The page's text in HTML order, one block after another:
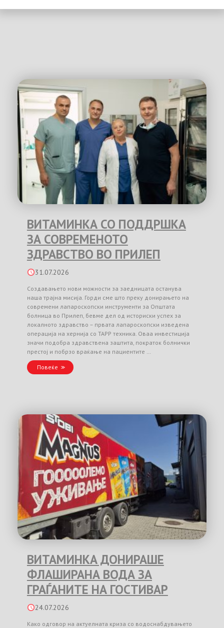
ВИТАМИНКА СО ПОДДРШКА
ЗА СОВРЕМЕНОТО
ЗДРАВСТВО ВО ПРИЛЕП
31.07.2026
Создавањето нови можности за заедницата останува
наша трајна мисија. Горди сме што преку донирањето на
современи лапароскопски инструменти за Општата
болница во Прилеп, бевме дел од историски успех за
локалното здравство – првата лапароскопски изведена
операција на хернија со TAPP техника. Оваа инвестиција
значи подобра здравствена заштита, пократок болнички
престој и побрзо враќање на пациентите …
Повеќе
ВИТАМИНКА ДОНИРАШЕ
ФЛАШИРАНА ВОДА ЗА
ГРАЃАНИТЕ НА ГОСТИВАР
24.07.2026
Како одговор на актуелната криза со водоснабдувањето